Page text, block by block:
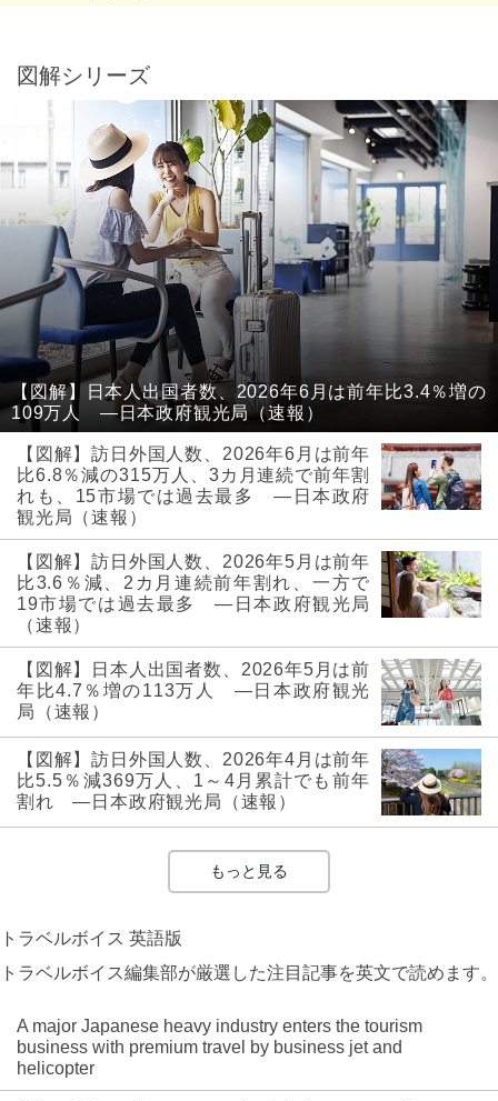
図解シリーズ
【図解】日本人出国者数、2026年6月は前年比3.4％増の
109万人 ―日本政府観光局（速報）
【図解】訪日外国人数、2026年6月は前年
比6.8％減の315万人、3カ月連続で前年割
れも、15市場では過去最多 ―日本政府
観光局（速報）
【図解】訪日外国人数、2026年5月は前年
比3.6％減、2カ月連続前年割れ、一方で
19市場では過去最多 ―日本政府観光局
（速報）
【図解】日本人出国者数、2026年5月は前
年比4.7％増の113万人 ―日本政府観光
局（速報）
【図解】訪日外国人数、2026年4月は前年
比5.5％減369万人、1～4月累計でも前年
割れ ―日本政府観光局（速報）
もっと見る
トラベルボイス 英語版
トラベルボイス編集部が厳選した注目記事を英文で読めます。
A major Japanese heavy industry enters the tourism
business with premium travel by business jet and
helicopter